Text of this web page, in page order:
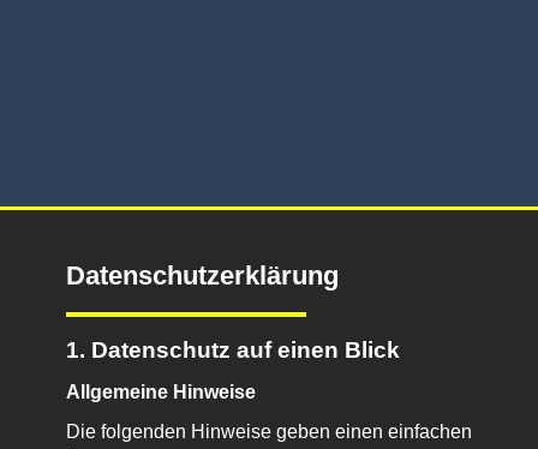
Datenschutzerklärung
1. Datenschutz auf einen Blick
Allgemeine Hinweise
Die folgenden Hinweise geben einen einfachen